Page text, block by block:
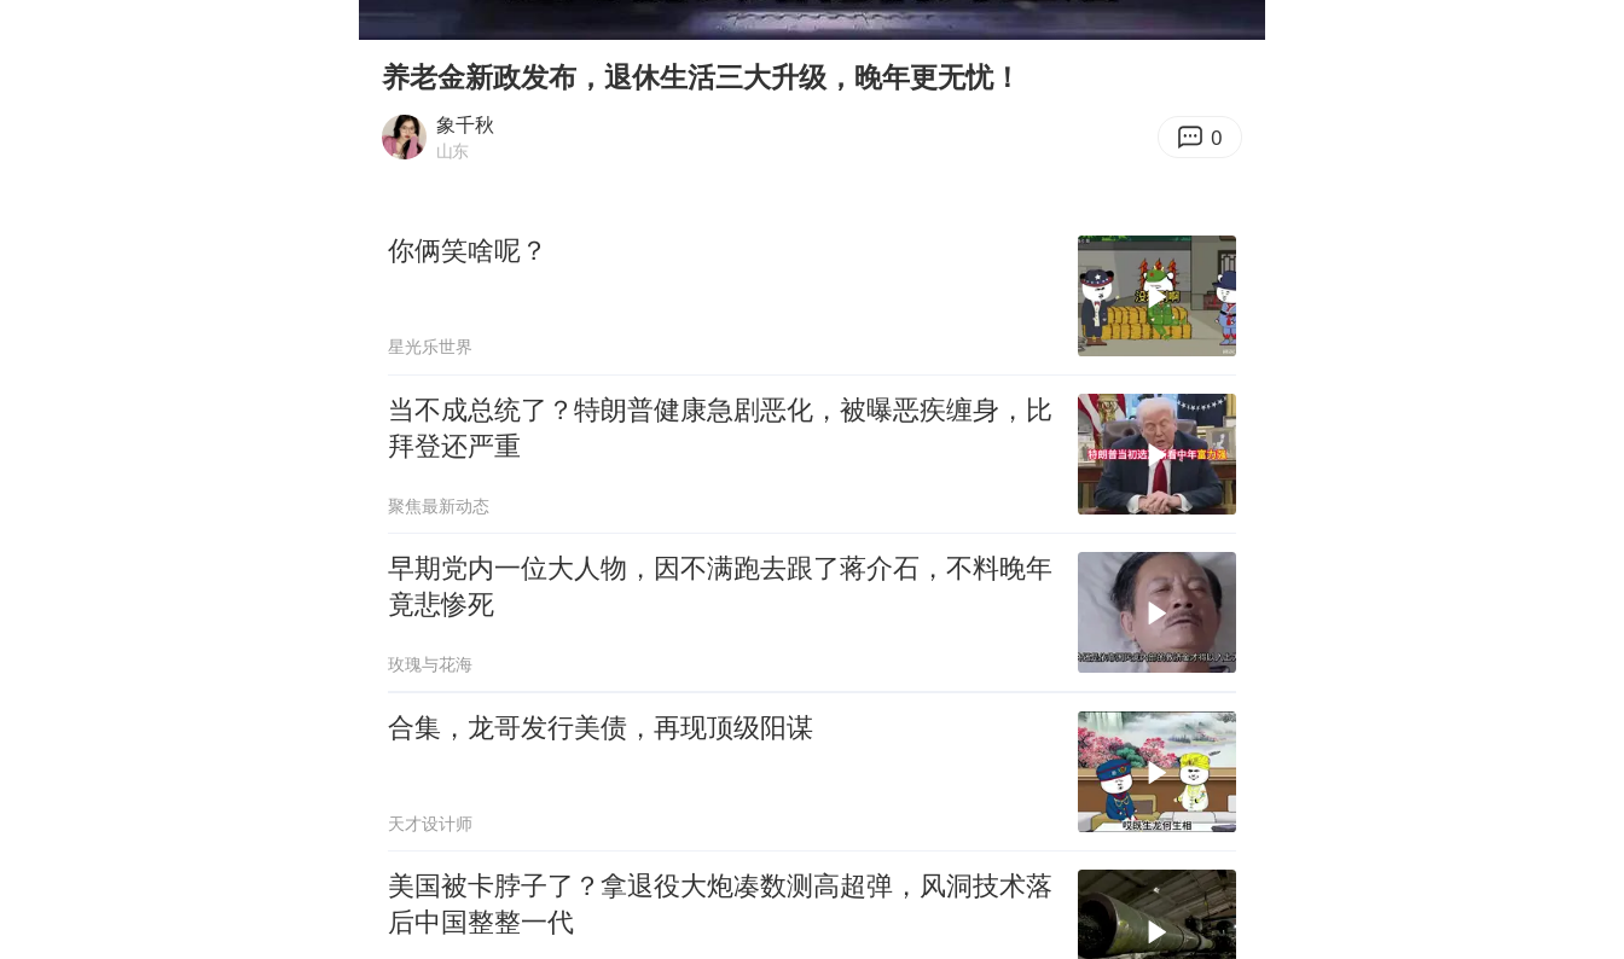
5万小车卖不动 微型代步车集体遇冷
湖北启动重大气象灾害三级应急响应
Enter
养老金新政发布，退休生活三大升级，晚年更无忧！
象千秋
山东 0
你俩笑啥呢？
星光乐世界
当不成总统了？特朗普健康急剧恶化，被曝恶疾缠身，比
拜登还严重
聚焦最新动态
早期党内一位大人物，因不满跑去跟了蒋介石，不料晚年
竟悲惨死
玫瑰与花海
合集，龙哥发行美债，再现顶级阳谋
天才设计师
美国被卡脖子了？拿退役大炮凑数测高超弹，风洞技术落
后中国整整一代